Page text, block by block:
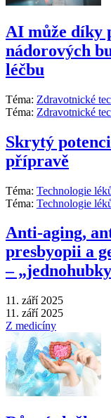
AI může díky
nádorových
léčbu
Téma: Zdravotnické
Téma: Zdravotnické
Skrytý
přípravě
Téma: Technologie
Téma: Technologie
Anti‑aging,
presbyopii a
–⁠
11. září 2025
11. září 2025
Z medicíny